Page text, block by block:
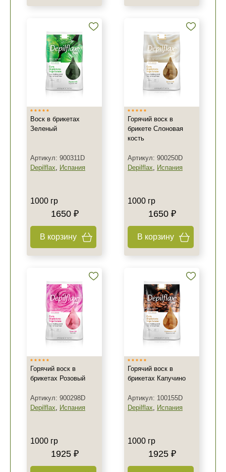
Воск в брикетах
Зеленый
Артикул: 900311D
Depilflax, Испания
1000 гр
1650 ₽
В корзину
Горячий воск в
брикете Слоновая
кость
Артикул: 900250D
Depilflax, Испания
1000 гр
1650 ₽
В корзину
Горячий воск в
брикетах Розовый
Артикул: 900298D
Depilflax, Испания
1000 гр
1925 ₽
Горячий воск в
брикетах Капучино
Артикул: 100155D
Depilflax, Испания
1000 гр
1925 ₽